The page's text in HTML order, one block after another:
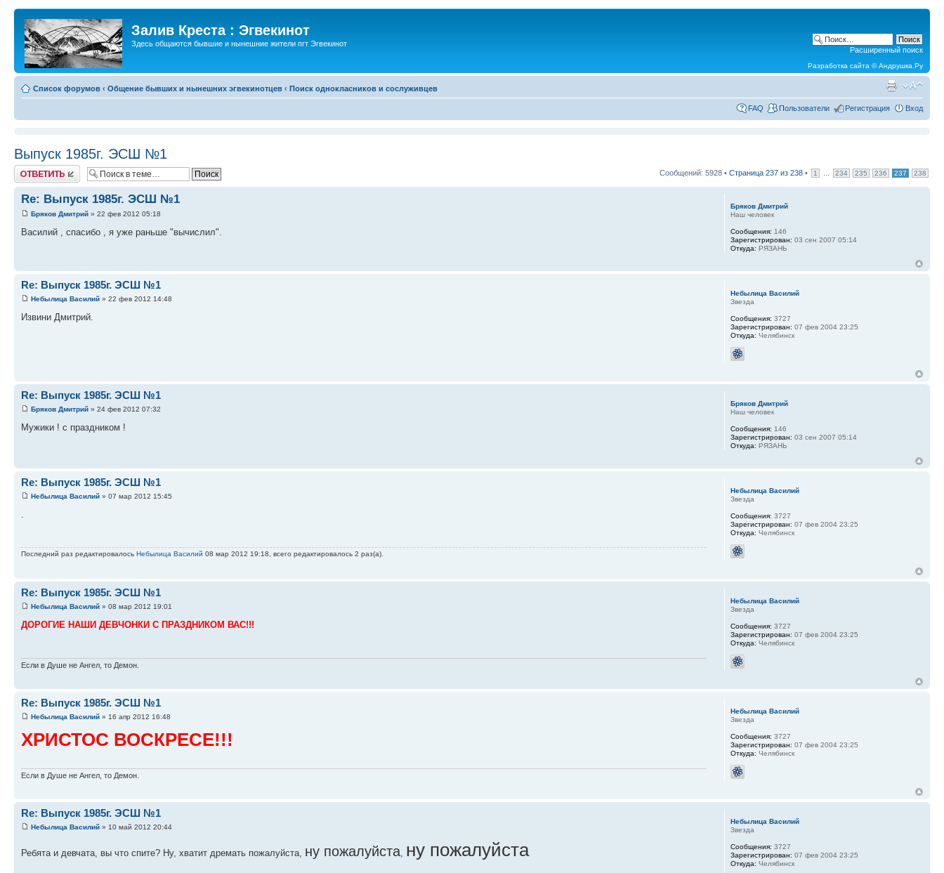
Залив Креста : Эгвекинот
Здесь общаются бывшие и нынешние жители пгт Эгвекинот
Расширенный поиск
Разработка сайта ©Андрушка.Ру
Список форумов ‹ Общение бывших и нынешних эгвекинотцев ‹ Поиск однокласников и сослуживцев
FAQ Пользователи Регистрация Вход
Выпуск 1985г. ЭСШ №1
Ответить Сообщений: 5928 • Страница 237 из 238 • 1 234 235 236 237 238
Re: Выпуск 1985г. ЭСШ №1
Бряков Дмитрий » 22 фев 2012 05:18
Василий , спасибо , я уже раньше "вычислил".
Бряков Дмитрий
Наш человек
Сообщения: 146
Зарегистрирован: 03 сен 2007 05:14
Откуда: РЯЗАНЬ
Re: Выпуск 1985г. ЭСШ №1
Небылица Василий » 22 фев 2012 14:48
Извини Дмитрий.
Небылица Василий
Звезда
Сообщения: 3727
Зарегистрирован: 07 фев 2004 23:25
Откуда: Челябинск
Re: Выпуск 1985г. ЭСШ №1
Бряков Дмитрий » 24 фев 2012 07:32
Мужики ! с праздником !
Бряков Дмитрий
Наш человек
Сообщения: 146
Зарегистрирован: 03 сен 2007 05:14
Откуда: РЯЗАНЬ
Re: Выпуск 1985г. ЭСШ №1
Небылица Василий » 07 мар 2012 15:45
Последний раз редактировалось Небылица Василий 08 мар 2012 19:18, всего редактировалось 2 раз(а).
Небылица Василий
Звезда
Сообщения: 3727
Зарегистрирован: 07 фев 2004 23:25
Откуда: Челябинск
Re: Выпуск 1985г. ЭСШ №1
Небылица Василий » 08 мар 2012 19:01
ДОРОГИЕ НАШИ ДЕВЧОНКИ С ПРАЗДНИКОМ ВАС!!!
Если в Душе не Ангел, то Демон.
Небылица Василий
Звезда
Сообщения: 3727
Зарегистрирован: 07 фев 2004 23:25
Откуда: Челябинск
Re: Выпуск 1985г. ЭСШ №1
Небылица Василий » 16 апр 2012 16:48
ХРИСТОС ВОСКРЕСЕ!!!
Если в Душе не Ангел, то Демон.
Небылица Василий
Звезда
Сообщения: 3727
Зарегистрирован: 07 фев 2004 23:25
Откуда: Челябинск
Re: Выпуск 1985г. ЭСШ №1
Небылица Василий » 10 май 2012 20:44
Ребята и девчата, вы что спите? Ну, хватит дремать пожалуйста, ну пожалуйста ну пожалуйста
Небылица Василий
Звезда
Сообщения: 3727
Зарегистрирован: 07 фев 2004 23:25
Откуда: Челябинск